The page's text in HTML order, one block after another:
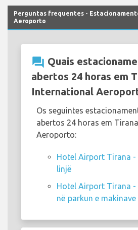
Perguntas frequentes -
Aeroporto
question_answer Quais
abertos 24 horas em
International
Os seguintes
abertos 24 horas em
Aeroporto:
Hotel Airport Tirana -
linjë
Hotel Airport Tirana -
në parkun e makinave